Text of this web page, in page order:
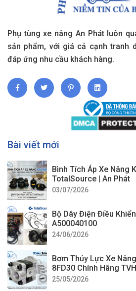
Phụ tùng xe nâng An Phát luôn
sản phẩm, với giá cả cạnh tranh
đáp ứng nhu cầu khách hàng.
Bài viết mới
Bình Tích Áp Xe Nâng
TotalSource | An Phát
03/07/2026
Bộ Dây Điện Điều
A500040100
24/06/2026
Bơm Thủy Lực Xe
8FD30 Chính Hãng
25/05/2026